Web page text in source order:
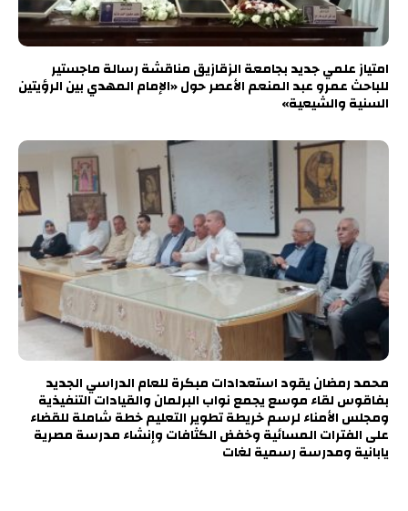
امتياز علمي جديد بجامعة الزقازيق مناقشة رسالة ماجستير
للباحث عمرو عبد المنعم الأعصر حول «الإمام المهدي بين الرؤيتين
السنية والشيعية»
محمد رمضان يقود استعدادات مبكرة للعام الدراسي الجديد
بفاقوس لقاء موسع يجمع نواب البرلمان والقيادات التنفيذية
ومجلس الأمناء لرسم خريطة تطوير التعليم خطة شاملة للقضاء
على الفترات المسائية وخفض الكثافات وإنشاء مدرسة مصرية
يابانية ومدرسة رسمية لغات